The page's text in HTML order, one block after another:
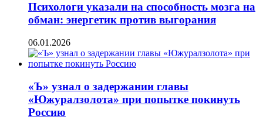
Психологи указали на способность мозга на
обман: энергетик против выгорания
06.01.2026
«Ъ» узнал о задержании главы
«Южуралзолота» при попытке покинуть
Россию